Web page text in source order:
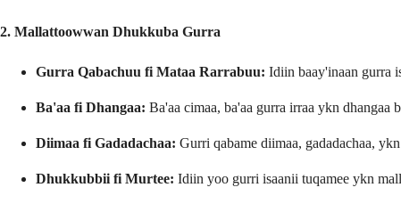
2. Mallattoowwan Dhukkuba Gurra
Gurra Qabachuu fi Mataa Rarrabuu: Idiin baay'inaan gurra
Ba'aa fi Dhangaa: Ba'aa cimaa, ba'aa gurra irraa ykn dhangaa
Diimaa fi Gadadachaa: Gurri qabame diimaa, gadadachaa,
Dhukkubbii fi Murtee: Idiin yoo gurri isaanii tuqamee ykn